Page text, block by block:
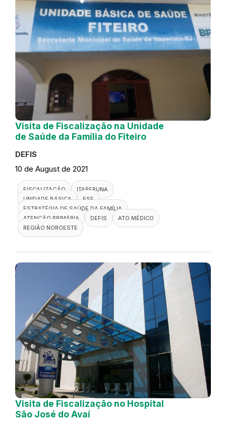
Visita de Fiscalização na Unidade
de Saúde da Família do Fiteiro
DEFIS
10 de August de 2021
FISCALIZAÇÃO
ITAPERUNA
UNIDADE BÁSICA
ESF
ESTRATÉGIA DE SAÚDE DA FAMÍLIA
ATENÇÃO PRIMÁRIA
DEFIS
ATO MÉDICO
REGIÃO NOROESTE
Visita de Fiscalização no Hospital
São José do Avaí